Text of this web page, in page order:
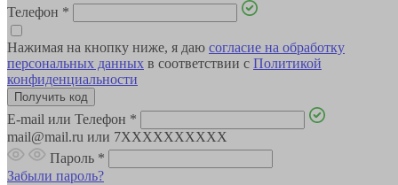
Телефон *
Нажимая на кнопку ниже, я даю согласие на обработку
персональных данных в соответствии с Политикой
конфиденциальности
E-mail или Телефон *
mail@mail.ru или 7XXXXXXXXXX
Пароль *
Забыли пароль?